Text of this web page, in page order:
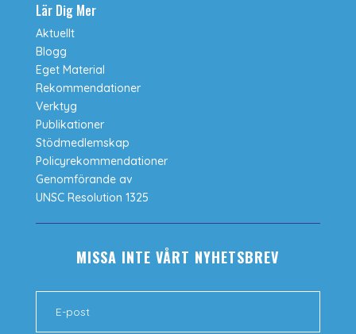
Lär Dig Mer
Aktuellt
Blogg
Eget Material
Rekommendationer
Verktyg
Publikationer
Stödmedlemskap
Policyrekommendationer
Genomförande av
UNSC Resolution 1325
MISSA INTE VÅRT NYHETSBREV